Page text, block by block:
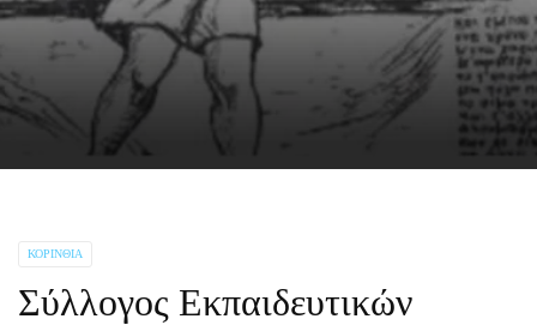
ΚΟΡΙΝΘΊΑ
Σύλλογος Εκπαιδευτικών